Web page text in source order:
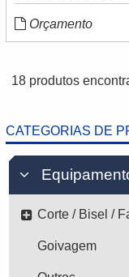
CATEGORIAS DE
Corte / Bisel /
Goivagem
Orçamento
18 produtos